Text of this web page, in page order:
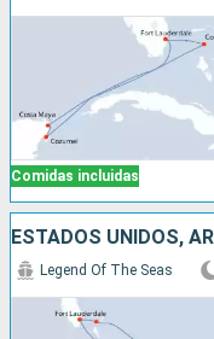
Comidas incluidas
Legend Of The Seas